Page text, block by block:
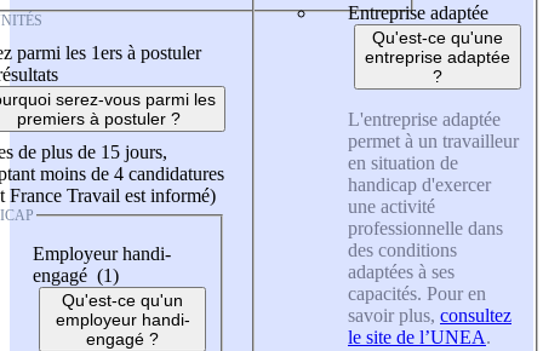
parmi les 1ers à postuler
serez-vous parmi les
premiers à postuler ?
de plus de 15 jours,
moins de 4 candidatures
France Travail est informé)
Employeur handi-
engagé (1)
Qu'est-ce qu'un
employeur handi-
engagé ?
Entreprise adaptée
Qu'est-ce qu'une
entreprise adaptée
?
L'entreprise adaptée
permet à un travailleur
en situation de
handicap d'exercer
une activité
professionnelle dans
des conditions
adaptées à ses
capacités. Pour en
savoir plus, consultez
le site de l’UNEA.